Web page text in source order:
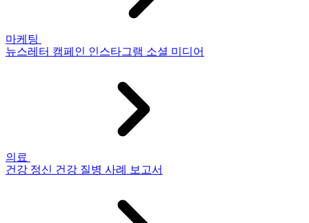
마케팅
뉴스레터 캠페인 인스타그램 소셜 미디어
의료
건강 정신 건강 질병 사례 보고서